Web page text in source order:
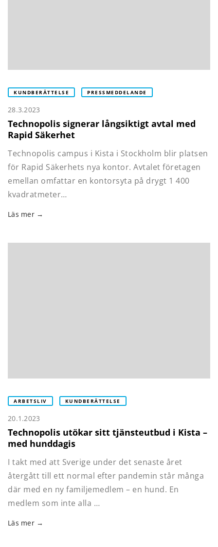
KUNDBERÄTTELSE PRESSMEDDELANDE
28.3.2023
Technopolis signerar långsiktigt avtal med
Rapid Säkerhet
Technopolis campus i Kista i Stockholm blir platsen
för Rapid Säkerhets nya kontor. Avtalet företagen
emellan omfattar en kontorsyta på drygt 1 400
kvadratmeter…
Läs mer
ARBETSLIV KUNDBERÄTTELSE
20.1.2023
Technopolis utökar sitt tjänsteutbud i Kista –
med hunddagis
I takt med att Sverige under det senaste året
återgått till ett normal efter pandemin står många
där med en ny familjemedlem – en hund. En
medlem som inte alla …
Läs mer